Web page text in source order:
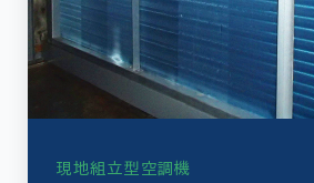
現地組立型空調機